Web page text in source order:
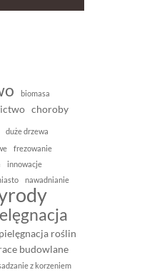
biomasa
choroby
duże drzewa
frezowanie
innowacje
nawadnianie
pielęgnacja roślin
budowlane
z korzeniem